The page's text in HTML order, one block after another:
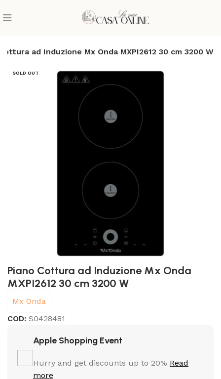
ad Induzione Mx Onda MXPI2612 30 cm 3200 W
SOLD OUT
Piano Cottura ad Induzione Mx Onda
MXPI2612 30 cm 3200 W
Mx Onda
COD:S0428481
Apple Shopping Event
Hurry and get discounts up to 20% Read
more